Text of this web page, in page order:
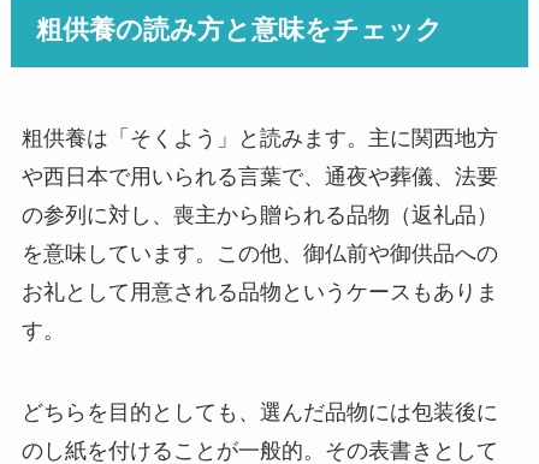
粗供養の読み方と意味をチェック
粗供養は「そくよう」と読みます。主に関西地方
や西日本で用いられる言葉で、通夜や葬儀、法要
の参列に対し、喪主から贈られる品物（返礼品）
を意味しています。この他、御仏前や御供品への
お礼として用意される品物というケースもありま
す。
どちらを目的としても、選んだ品物には包装後に
のし紙を付けることが一般的。その表書きとして